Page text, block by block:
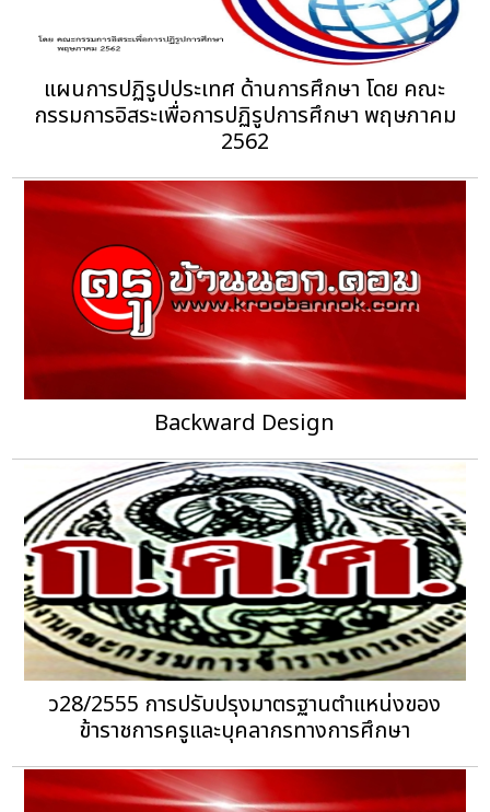
แผนการปฏิรูปประเทศ ด้านการศึกษา โดย คณะ
กรรมการอิสระเพื่อการปฏิรูปการศึกษา พฤษภาคม
2562
Backward Design
ว28/2555 การปรับปรุงมาตรฐานตำแหน่งของ
ข้าราชการครูและบุคลากรทางการศึกษา